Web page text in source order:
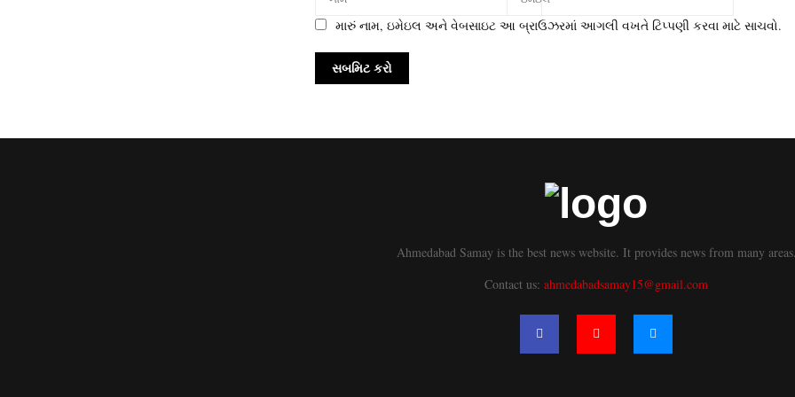
મારું નામ, ઇમેઇલ અને વેબસાઇટ આ બ્રાઉઝરમાં આગલી વખતે ટિપ્પણી કરવા માટે સાચવો.
Ahmedabad Samay is the best news website. It provides news from many
Contact us: ahmedabadsamay15@gmail.com